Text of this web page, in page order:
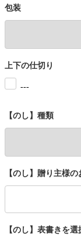
包装
上下の仕切り
---
【のし】種類
【のし】贈り主様の
【のし】表書きを